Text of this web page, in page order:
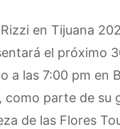
en Tijuana
el próximo
a las 7:00 pm en
como parte de su
de las Flores